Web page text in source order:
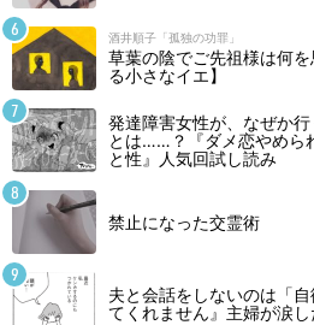
酒井順子「孤独の功罪」
草葉の陰でご先祖様は何
る小さなイエ】
発達障害女性が、なぜか
とは……？『ダメ恋やめ
と性』人気回試し読み
禁止になった交霊術
夫と会話をしないのは「
てくれません』主婦が涙し